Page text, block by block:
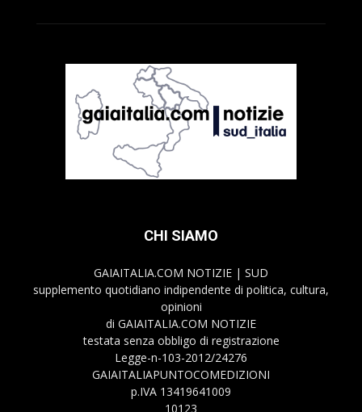
CHI SIAMO
GAIAITALIA.COM NOTIZIE | SUD
supplemento quotidiano indipendente di politica, cultura,
opinioni
di GAIAITALIA.COM NOTIZIE
testata senza obbligo di registrazione
Legge-n-103-2012/24276
GAIAITALIAPUNTOCOMEDIZIONI
p.IVA 13419641009
10123